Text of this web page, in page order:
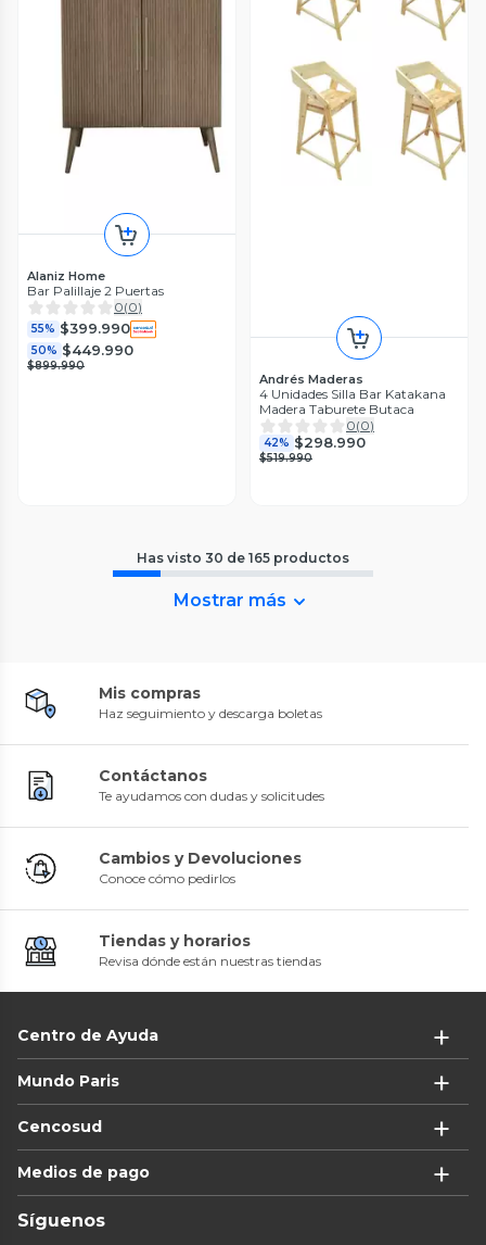
Alaniz Home
Bar Palillaje 2 Puertas
0(0)
55% $399.990
50% $449.990
$899.990
Andrés Maderas
4 Unidades Silla Bar Katakana
Madera Taburete Butaca
0(0)
42% $298.990
$519.990
Has visto 30 de 165 productos
Mostrar más
Mis compras
Haz seguimiento y descarga boletas
Contáctanos
Te ayudamos con dudas y solicitudes
Cambios y Devoluciones
Conoce cómo pedirlos
Tiendas y horarios
Revisa dónde están nuestras tiendas
Centro de Ayuda
Mundo Paris
Cencosud
Medios de pago
Síguenos